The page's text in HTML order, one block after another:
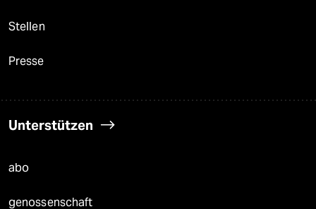
Stellen
Presse
Unterstützen
abo
genossenschaft